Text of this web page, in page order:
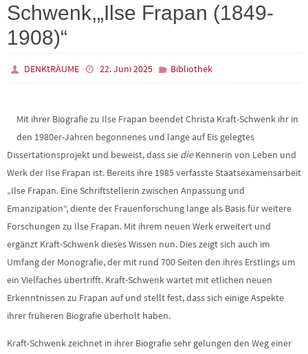
Schwenk,„Ilse Frapan (1849-
1908)“
DENKtRÄUME 22. Juni 2025 Bibliothek
Mit ihrer Biografie zu Ilse Frapan beendet Christa Kraft-Schwenk ihr in
den 1980er-Jahren begonnenes und lange auf Eis gelegtes
Dissertationsprojekt und beweist, dass sie dieKennerin von Leben und
Werk der Ilse Frapan ist. Bereits ihre 1985 verfasste Staatsexamensarbeit
„Ilse Frapan. Eine Schriftstellerin zwischen Anpassung und
Emanzipation“, diente der Frauenforschung lange als Basis für weitere
Forschungen zu Ilse Frapan. Mit ihrem neuen Werk erweitert und
ergänzt Kraft-Schwenk dieses Wissen nun. Dies zeigt sich auch im
Umfang der Monografie, der mit rund 700 Seiten den ihres Erstlings um
ein Vielfaches übertrifft. Kraft-Schwenk wartet mit etlichen neuen
Erkenntnissen zu Frapan auf und stellt fest, dass sich einige Aspekte
ihrer früheren Biografie überholt haben.
Kraft-Schwenk zeichnet in ihrer Biografie sehr gelungen den Weg einer